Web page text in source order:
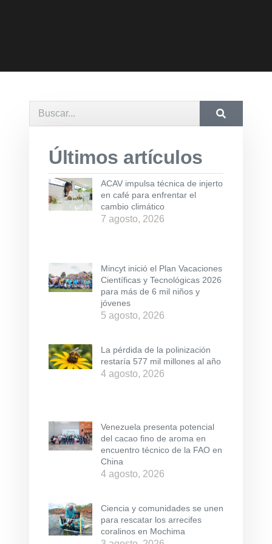
Últimos artículos
ACAV impulsa técnica de injerto
en café para enfrentar el
cambio climático
7 agosto, 2026
Mincyt inició el Plan Vacaciones
Científicas y Tecnológicas 2026
para más de 6 mil niños y
jóvenes
5 agosto, 2026
La pérdida de la polinización
restaría 577 mil millones al año
4 agosto, 2026
Venezuela presenta potencial
del cacao fino de aroma en
encuentro técnico de la FAO en
China
4 agosto, 2026
Ciencia y comunidades se unen
para rescatar los arrecifes
coralinos en Mochima